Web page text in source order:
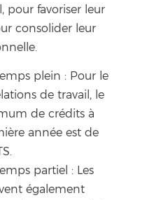
pour favoriser leur
consolider leur
plein : Pour le
de travail, le
de crédits à
année est de
partiel : Les
également